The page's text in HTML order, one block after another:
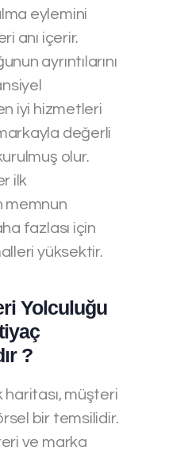
eylemini
anı içerir.
ayrıntılarını
iyi hizmetleri
değerli
olur.
ilk
memnun
fazlası için
yüksektir.
Yolculuğu
?
müşteri
bir temsilidir.
ve marka